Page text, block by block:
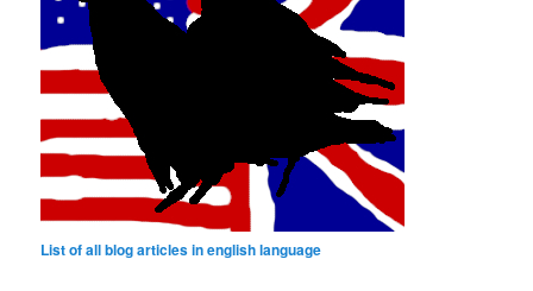
List of all blog articles in english language